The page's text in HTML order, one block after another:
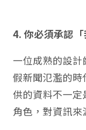
4. 你必須承認「
一位成熟的設
假新聞氾濫的
供的資料不一
角色，對資訊來